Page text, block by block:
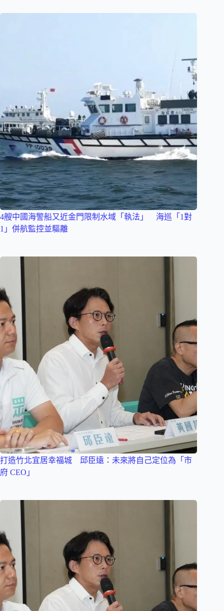
4艘中國海警船又近金門限制水域「執法」 海巡「1對
1」併航監控並驅離
打造竹北宜居幸福城 邱臣遠：未來將自己定位為「市
府 CEO」